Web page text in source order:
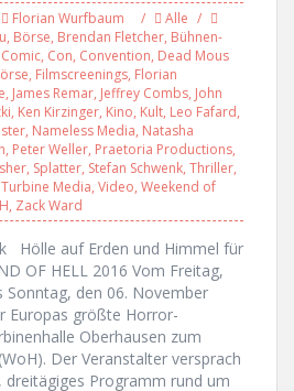
Florian Wurfbaum
Alle
, Börse, Brendan Fletcher, Bühnen-
Comic, Con, Convention, Dead Mous
, Filmscreenings, Florian
, James Remar, Jeffrey Combs, John
, Ken Kirzinger, Kino, Kult, Leo Fafard,
, Nameless Media, Natasha
, Peter Weller, Praetoria Productions,
, Splatter, Stefan Schwenk, Thriller,
Turbine Media, Video, Weekend of
, Zack Ward
Hölle auf Erden und Himmel für
OF HELL 2016 Vom Freitag,
Sonntag, den 06. November
Europas größte Horror-
Oberhausen zum
Der Veranstalter versprach
dreitägiges Programm rund um